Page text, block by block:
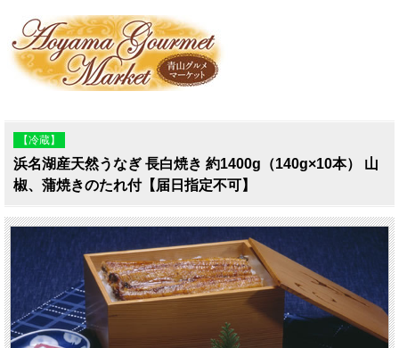
【冷蔵】
浜名湖産天然うなぎ 長白焼き 約1400g（140g×10本） 山
椒、蒲焼きのたれ付【届日指定不可】